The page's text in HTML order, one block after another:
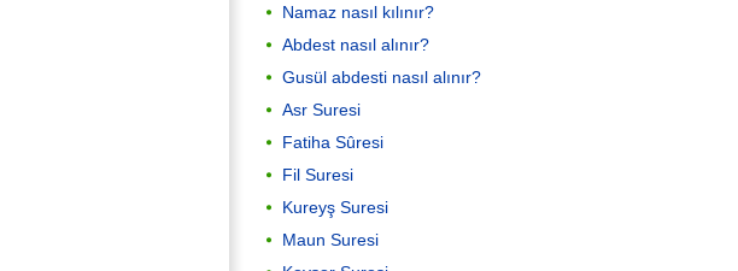
Namaz nasıl kılınır?
Abdest nasıl alınır?
Gusül abdesti nasıl alınır?
Asr Suresi
Fatiha Sûresi
Fil Suresi
Kureyş Suresi
Maun Suresi